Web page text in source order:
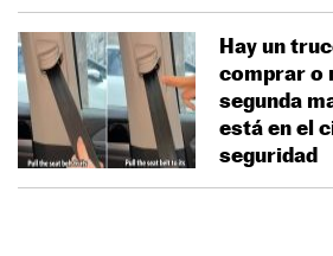
Hay un
comprar o
segunda
está en el
seguridad